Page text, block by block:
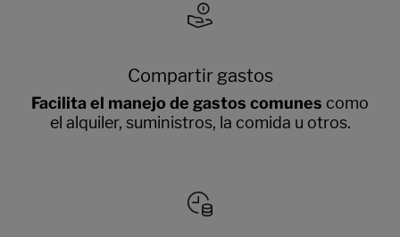
Compartir gastos
Facilita el manejo de gastos comunes como
el alquiler, suministros, la comida u otros.